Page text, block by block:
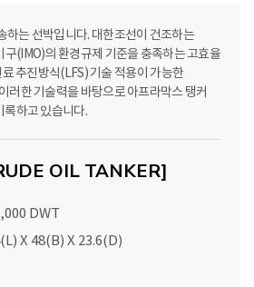
하는 선박입니다. 대한조선이 건조하는
(IMO)의 환경규제 기준을 충족하는 고효율
추진방식(LFS) 기술 적용이 가능한
러한 기술력을 바탕으로 아프라막스 탱커
록하고 있습니다.
OIL TANKER]
DWT
X 48(B) X 23.6(D)